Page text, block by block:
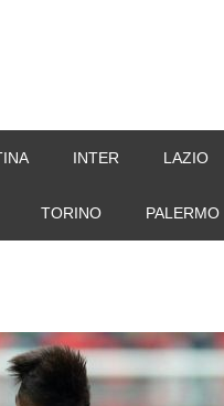
INTER LAZIO
TORINO PALERMO